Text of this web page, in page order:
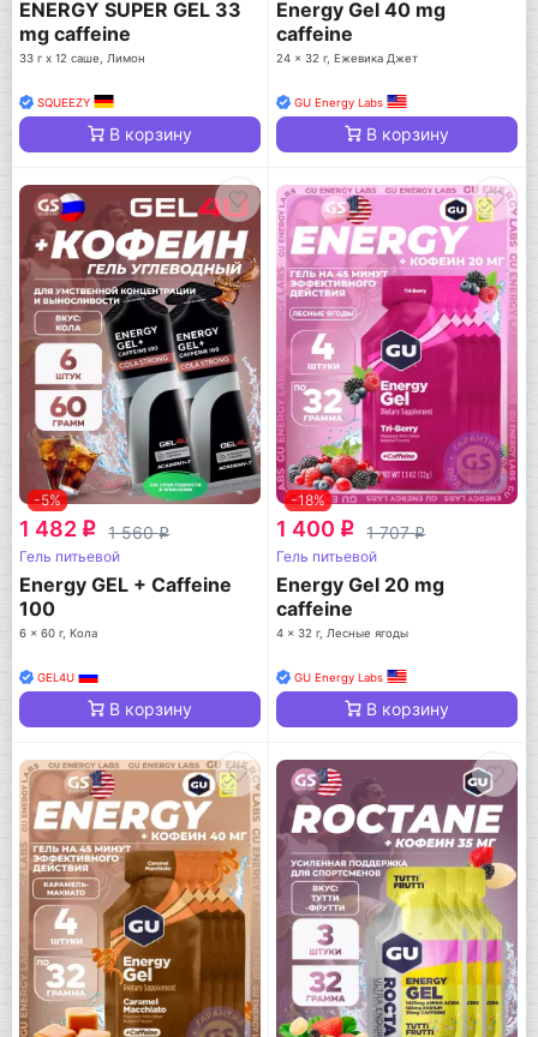
ENERGY SUPER GEL 33
mg caffeine
33 г x 12 саше, Лимон
SQUEEZY
В корзину
Energy Gel 40 mg
caffeine
24 x 32 г, Ежевика Джет
GU Energy Labs
В корзину
-5%
1 482 q 1 560q
Гель питьевой
Energy GEL + Caffeine
100
6 x 60 г, Кола
GEL4U
В корзину
-18%
1 400 q 1 707q
Гель питьевой
Energy Gel 20 mg
caffeine
4 x 32 г, Лесные ягоды
GU Energy Labs
В корзину